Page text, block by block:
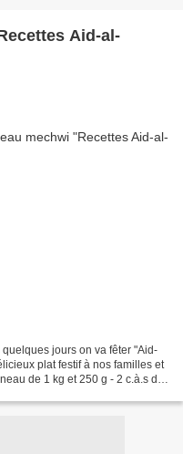
Aid-al-
jours on va fêter "Aid-
plat festif à nos familles et
de 1 kg et 250 g - 2 c.à.s de